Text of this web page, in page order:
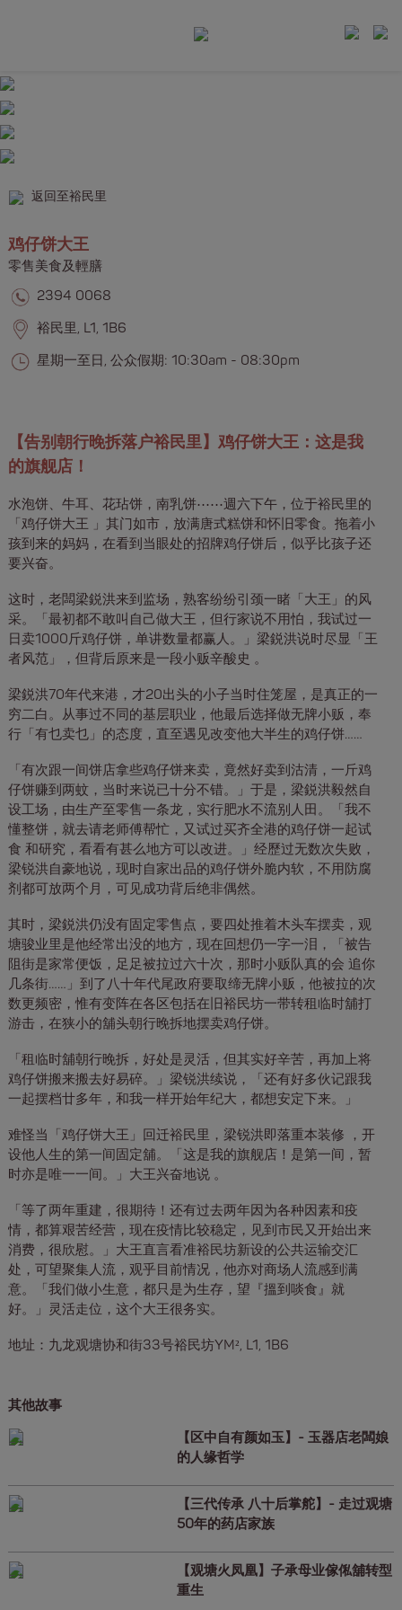
返回至裕民里
鸡仔饼大王
零售美食及輕膳
2394 0068
裕民里, L1, 1B6
星期一至日, 公众假期: 10:30am - 08:30pm
【告别朝行晚拆落户裕民里】鸡仔饼大王：这是我
的旗舰店！
水泡饼、牛耳、花玷饼，南乳饼⋯⋯週六下午，位于裕民里的
「鸡仔饼大王 」其门如市，放满唐式糕饼和怀旧零食。拖着小
孩到来的妈妈，在看到当眼处的招牌鸡仔饼后，似乎比孩子还
要兴奋。
这时，老闆梁鋭洪来到监场，熟客纷纷引颈一睹「大王」的风
采。「最初都不敢叫自己做大王，但行家说不用怕，我试过一
日卖1000斤鸡仔饼，单讲数量都赢人。」梁鋭洪说时尽显「王
者风范」，但背后原来是一段小贩辛酸史 。
梁鋭洪70年代来港，才20出头的小子当时住笼屋，是真正的一
穷二白。从事过不同的基层职业，他最后选择做无牌小贩，奉
行「有乜卖乜」的态度，直至遇见改变他大半生的鸡仔饼……
「有次跟一间饼店拿些鸡仔饼来卖，竟然好卖到沽清，一斤鸡
仔饼赚到两蚊，当时来说已十分不错。」于是，梁鋭洪毅然自
设工场，由生产至零售一条龙，实行肥水不流别人田。「我不
懂整饼，就去请老师傅帮忙，又试过买齐全港的鸡仔饼一起试
食 和研究，看看有甚么地方可以改进。」经歷过无数次失败，
梁锐洪自豪地说，现时自家出品的鸡仔饼外脆内软，不用防腐
剂都可放两个月，可见成功背后绝非偶然。
其时，梁鋭洪仍没有固定零售点，要四处推着木头车摆卖，观
塘骏业里是他经常出没的地方，现在回想仍一字一泪，「被告
阻街是家常便饭，足足被拉过六十次，那时小贩队真的会 追你
几条街……」到了八十年代尾政府要取缔无牌小贩，他被拉的次
数更频密，惟有变阵在各区包括在旧裕民坊一带转租临时舖打
游击，在狭小的舖头朝行晚拆地摆卖鸡仔饼。
「租临时舖朝行晚拆，好处是灵活，但其实好辛苦，再加上将
鸡仔饼搬来搬去好易碎。」梁锐洪续说，「还有好多伙记跟我
一起摆档廿多年，和我一样开始年纪大，都想安定下来。」
难怪当「鸡仔饼大王」回迁裕民里，梁锐洪即落重本装修 ，开
设他人生的第一间固定舖。「这是我的旗舰店！是第一间，暂
时亦是唯一一间。」大王兴奋地说 。
「等了两年重建，很期待！还有过去两年因为各种因素和疫
情，都算艰苦经营，现在疫情比较稳定，见到市民又开始出来
消费，很欣慰。」大王直言看准裕民坊新设的公共运输交汇
处，可望聚集人流，观乎目前情况，他亦对商场人流感到满
意。「我们做小生意，都只是为生存，望『搵到啖食』就
好。」灵活走位，这个大王很务实。
地址：九龙观塘协和街33号裕民坊YM², L1, 1B6
其他故事
【区中自有颜如玉】- 玉器店老闆娘
的人缘哲学
【三代传承 八十后掌舵】- 走过观塘
50年的药店家族
【观塘火凤凰】子承母业傢俬舖转型
重生